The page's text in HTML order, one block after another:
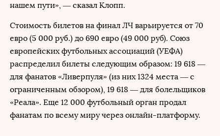
нашем пути», — сказал Клопп.
Стоимость билетов на финал ЛЧ варьируется от 70
евро (5 000 руб.) до 690 евро (49 000 руб). Союз
европейских футбольных ассоциаций (УЕФА)
распределил билеты следующим образом: 19 618 —
для фанатов «Ливерпуля» (из них 1324 места — с
ограниченным обзором), 19 618 — для болельщиков
«Реала». Еще 12 000 футбольный орган продал
фанатам по всему миру через онлайн-платформу.